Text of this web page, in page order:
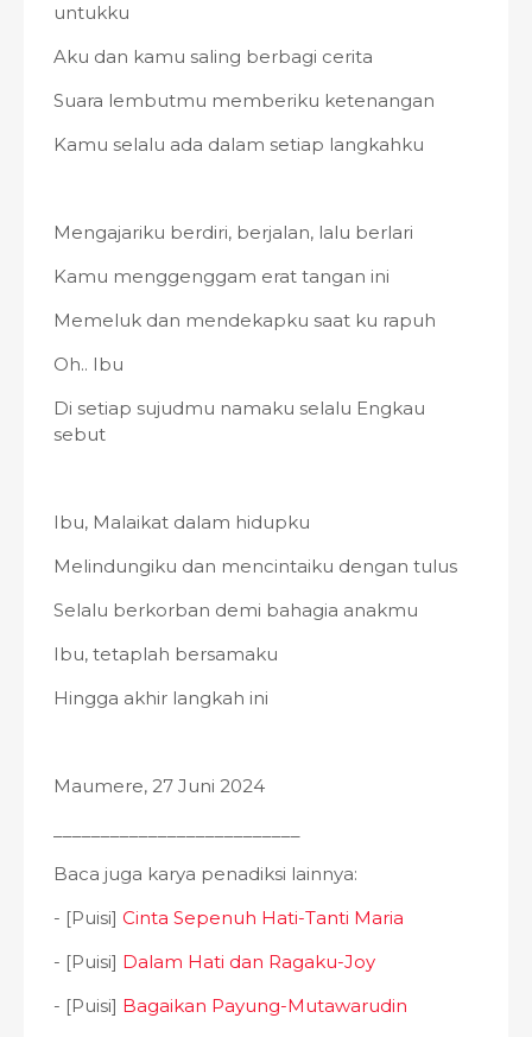
untukku
Aku dan kamu saling berbagi cerita
Suara lembutmu memberiku ketenangan
Kamu selalu ada dalam setiap langkahku
Mengajariku berdiri, berjalan, lalu berlari
Kamu menggenggam erat tangan ini
Memeluk dan mendekapku saat ku rapuh
Oh.. Ibu
Di setiap sujudmu namaku selalu Engkau
sebut
Ibu, Malaikat dalam hidupku
Melindungiku dan mencintaiku dengan tulus
Selalu berkorban demi bahagia anakmu
Ibu, tetaplah bersamaku
Hingga akhir langkah ini
Maumere, 27 Juni 2024
Baca juga karya penadiksi lainnya:
- [Puisi] Cinta Sepenuh Hati-Tanti Maria
- [Puisi] Dalam Hati dan Ragaku-Joy
- [Puisi] Bagaikan Payung-Mutawarudin